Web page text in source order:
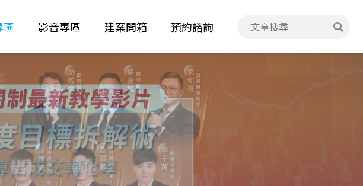
區 影音專區 建案開箱 預約諮詢